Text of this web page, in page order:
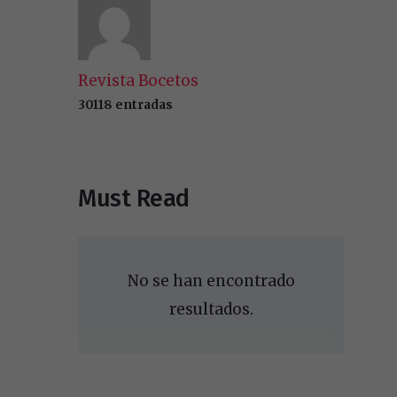
Revista Bocetos
30118 entradas
Must Read
No se han encontrado
resultados.